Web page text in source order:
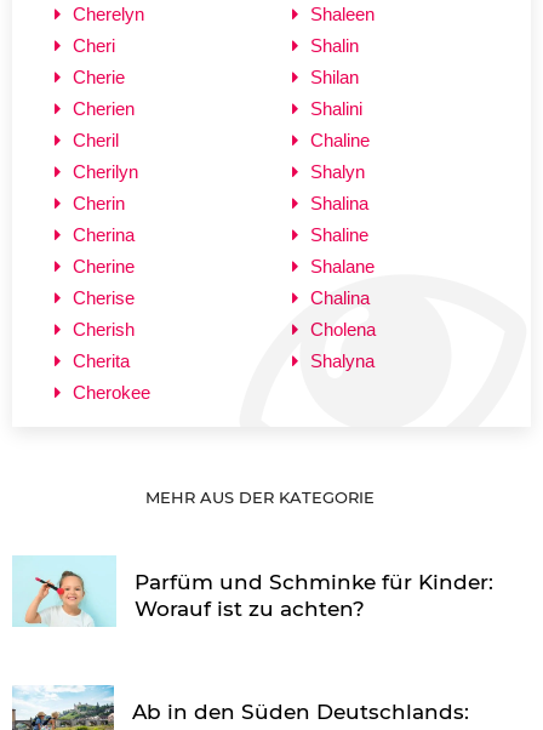
Cherelyn
Cheri
Cherie
Cherien
Cheril
Cherilyn
Cherin
Cherina
Cherine
Cherise
Cherish
Cherita
Cherokee
Shaleen
Shalin
Shilan
Shalini
Chaline
Shalyn
Shalina
Shaline
Shalane
Chalina
Cholena
Shalyna
MEHR AUS DER KATEGORIE
Parfüm und Schminke für Kinder:
Worauf ist zu achten?
Ab in den Süden Deutschlands: